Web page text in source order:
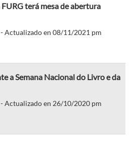
terá mesa de abertura
Actualizado en 08/11/2021 pm
a Semana Nacional do Livro e da
Actualizado en 26/10/2020 pm